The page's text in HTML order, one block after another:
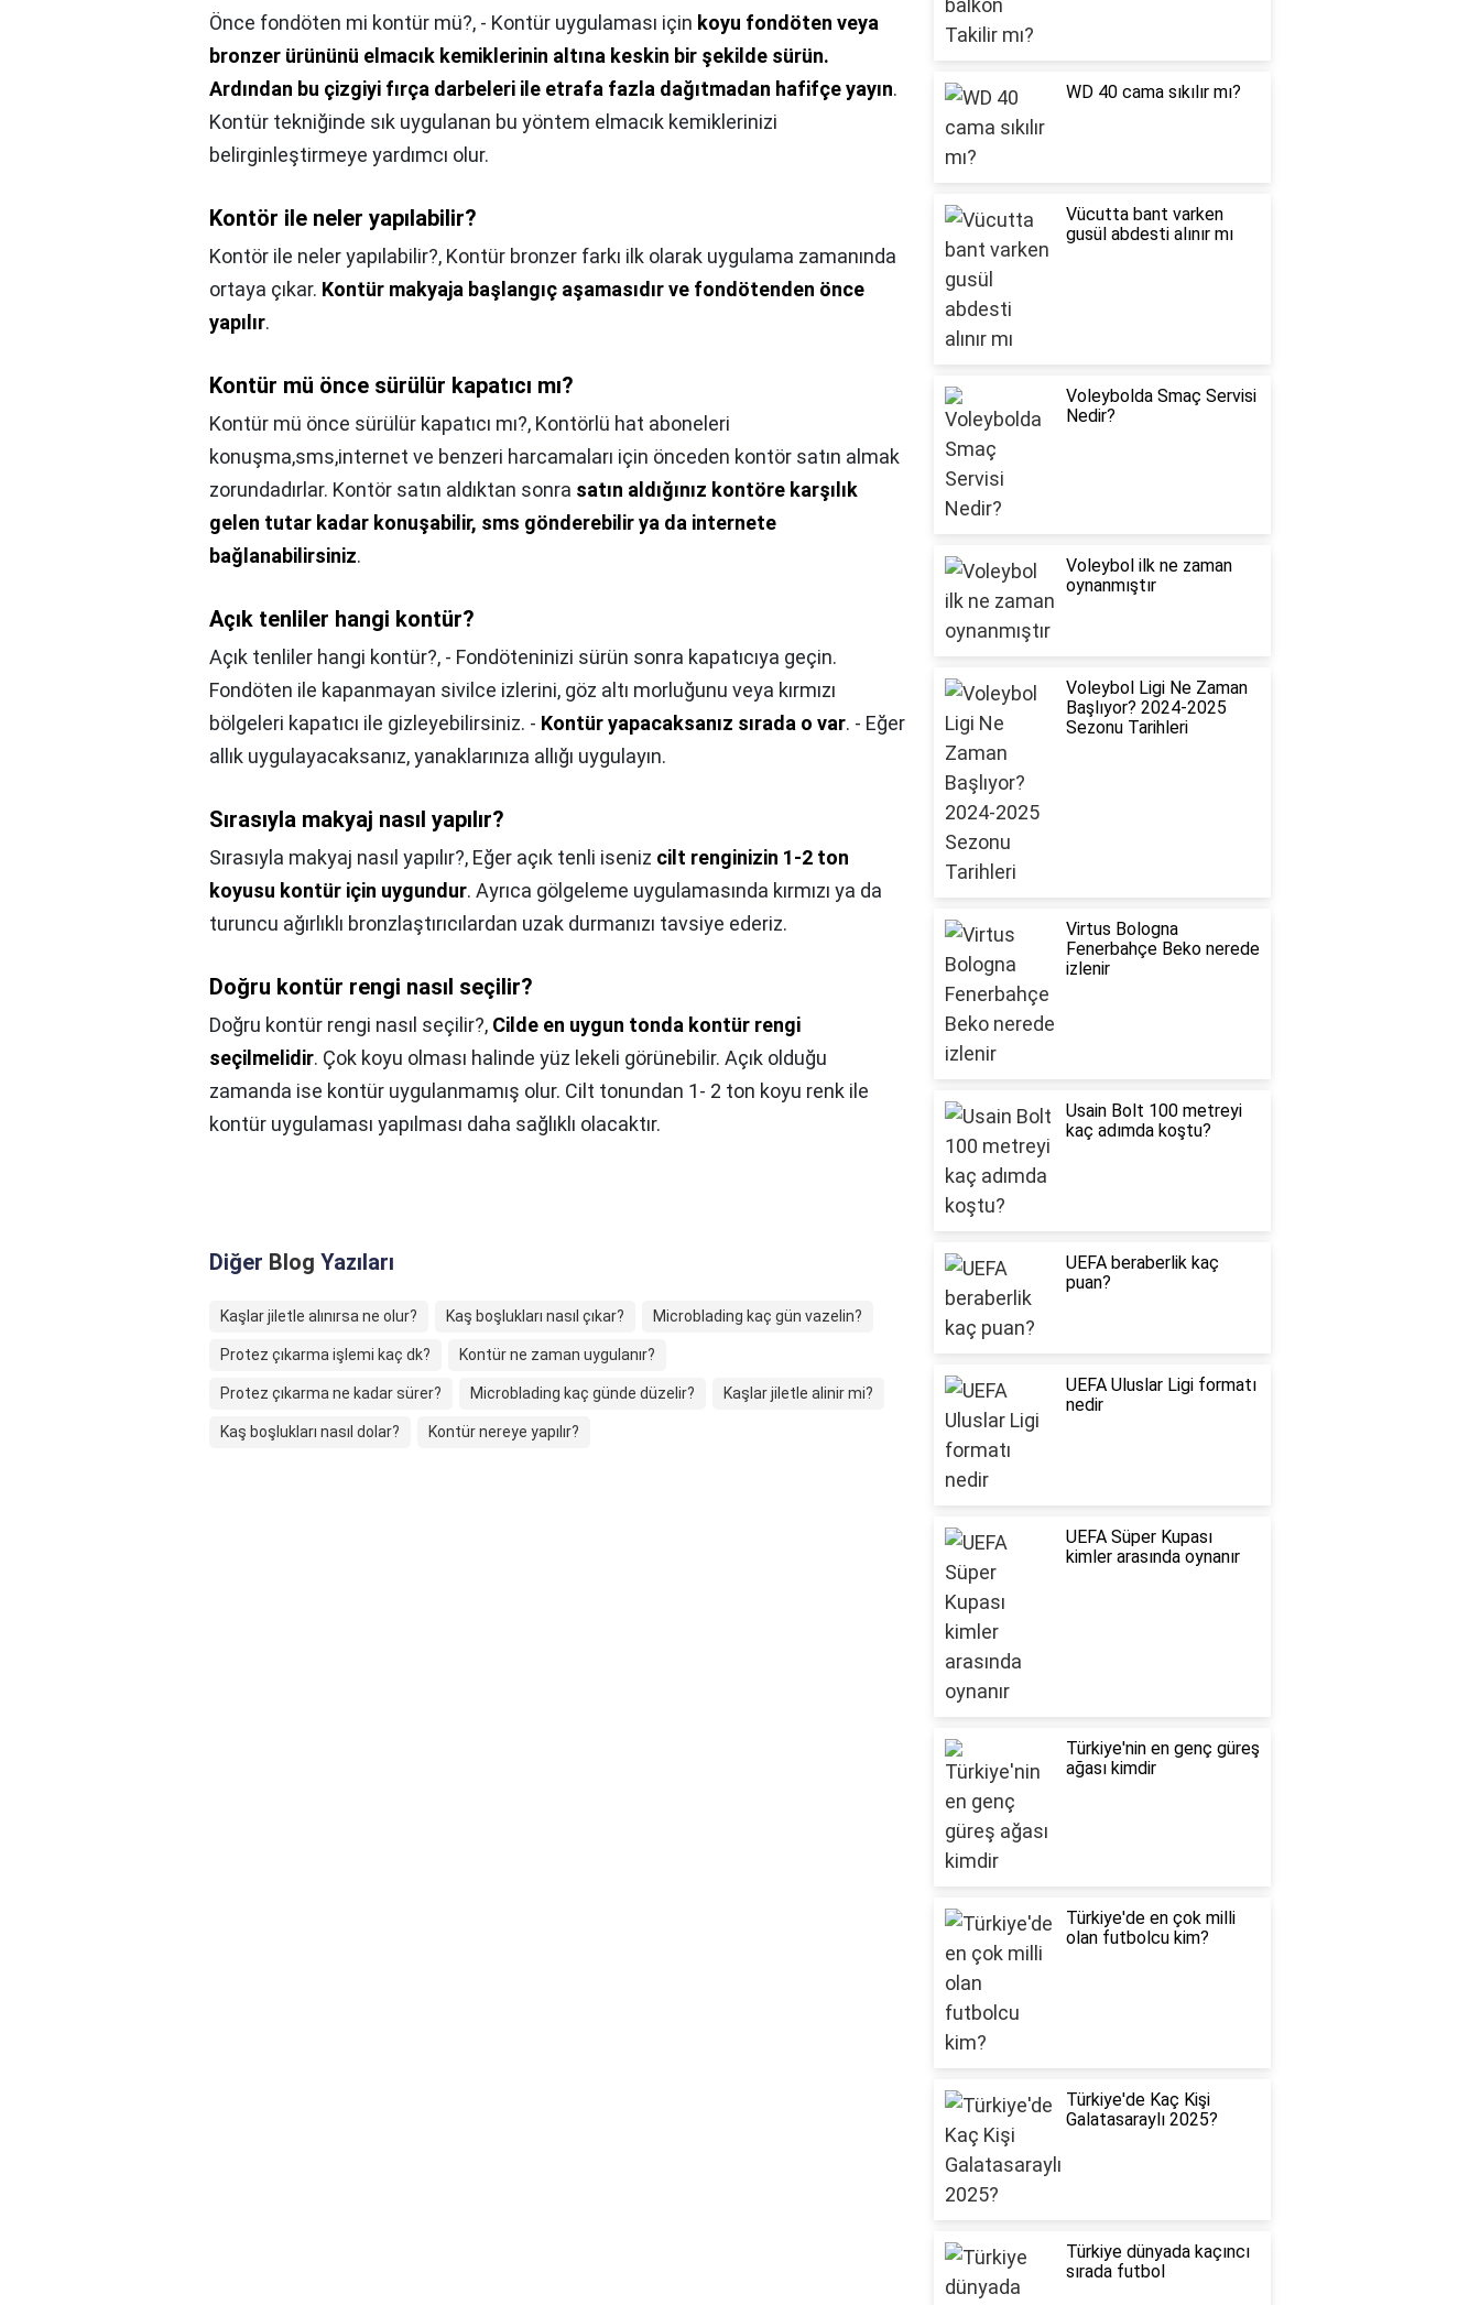
Önce fondöten mi kontür mü?, - Kontür uygulaması için koyu fondöten veya
bronzer ürününü elmacık kemiklerinin altına keskin bir şekilde sürün.
Ardından bu çizgiyi fırça darbeleri ile etrafa fazla dağıtmadan hafifçe yayın.
Kontür tekniğinde sık uygulanan bu yöntem elmacık kemiklerinizi
belirginleştirmeye yardımcı olur.
Kontör ile neler yapılabilir?
Kontör ile neler yapılabilir?, Kontür bronzer farkı ilk olarak uygulama zamanında
ortaya çıkar. Kontür makyaja başlangıç aşamasıdır ve fondötenden önce
yapılır.
Kontür mü önce sürülür kapatıcı mı?
Kontür mü önce sürülür kapatıcı mı?, Kontörlü hat aboneleri
konuşma,sms,internet ve benzeri harcamaları için önceden kontör satın almak
zorundadırlar. Kontör satın aldıktan sonra satın aldığınız kontöre karşılık
gelen tutar kadar konuşabilir, sms gönderebilir ya da internete
bağlanabilirsiniz.
Açık tenliler hangi kontür?
Açık tenliler hangi kontür?, - Fondöteninizi sürün sonra kapatıcıya geçin.
Fondöten ile kapanmayan sivilce izlerini, göz altı morluğunu veya kırmızı
bölgeleri kapatıcı ile gizleyebilirsiniz. - Kontür yapacaksanız sırada o var. - Eğer
allık uygulayacaksanız, yanaklarınıza allığı uygulayın.
Sırasıyla makyaj nasıl yapılır?
Sırasıyla makyaj nasıl yapılır?, Eğer açık tenli iseniz cilt renginizin 1-2 ton
koyusu kontür için uygundur. Ayrıca gölgeleme uygulamasında kırmızı ya da
turuncu ağırlıklı bronzlaştırıcılardan uzak durmanızı tavsiye ederiz.
Doğru kontür rengi nasıl seçilir?
Doğru kontür rengi nasıl seçilir?, Cilde en uygun tonda kontür rengi
seçilmelidir. Çok koyu olması halinde yüz lekeli görünebilir. Açık olduğu
zamanda ise kontür uygulanmamış olur. Cilt tonundan 1- 2 ton koyu renk ile
kontür uygulaması yapılması daha sağlıklı olacaktır.
Diğer Blog Yazıları
Kaşlar jiletle alınırsa ne olur? Kaş boşlukları nasıl çıkar? Microblading kaç gün vazelin?
Protez çıkarma işlemi kaç dk? Kontür ne zaman uygulanır?
Protez çıkarma ne kadar sürer? Microblading kaç günde düzelir? Kaşlar jiletle alinir mi?
Kaş boşlukları nasıl dolar? Kontür nereye yapılır?
WD 40 cama sıkılır mı?
Vücutta bant varken
gusül abdesti alınır mı
Voleybolda Smaç Servisi
Nedir?
Voleybol ilk ne zaman
oynanmıştır
Voleybol Ligi Ne Zaman
Başlıyor? 2024-2025
Sezonu Tarihleri
Virtus Bologna
Fenerbahçe Beko nerede
izlenir
Usain Bolt 100 metreyi
kaç adımda koştu?
UEFA beraberlik kaç
puan?
UEFA Uluslar Ligi formatı
nedir
UEFA Süper Kupası
kimler arasında oynanır
Türkiye'nin en genç güreş
ağası kimdir
Türkiye'de en çok milli
olan futbolcu kim?
Türkiye'de Kaç Kişi
Galatasaraylı 2025?
Türkiye dünyada kaçıncı
sırada futbol